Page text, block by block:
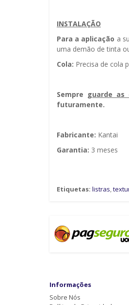
INSTALAÇÃO
Para a aplicação a
uma demão de tinta
Cola: Precisa de cola
Sempre guarde as
futuramente.
Fabricante: Kantai
Garantia: 3 meses
Etiquetas: listras,
Informações
Sobre Nós